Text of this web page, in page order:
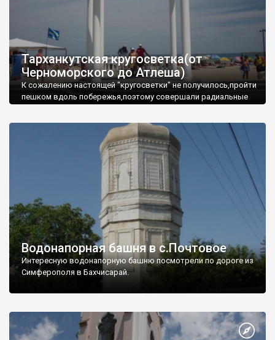
Тарханкутская кругосветка(от
Черноморского до Атлеша)
К сожалению настоящей "кругосветки" не получилось,пройти
пешком вдоль побережья,поэтому совершали радиальные
Водонапорная башня в с.Почтовое
Интересную водонапорную башню посмотрели по дороге из
Симферополя в Бахчисарай.